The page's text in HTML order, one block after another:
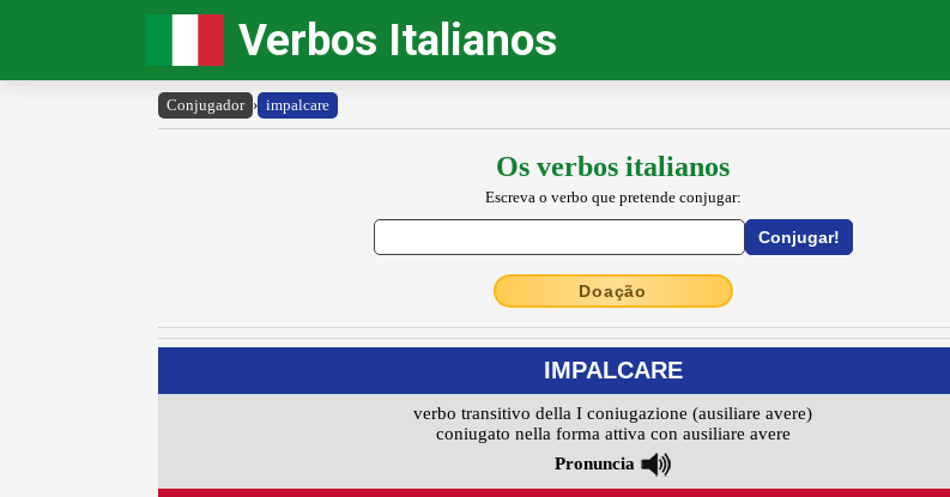
Verbos Italianos
Conjugador › impalcare
Os verbos italianos
Escreva o verbo que pretende conjugar:
Doação
IMPALCARE
verbo transitivo della I coniugazione (ausiliare avere)
coniugato nella forma attiva con ausiliare avere
Pronuncia